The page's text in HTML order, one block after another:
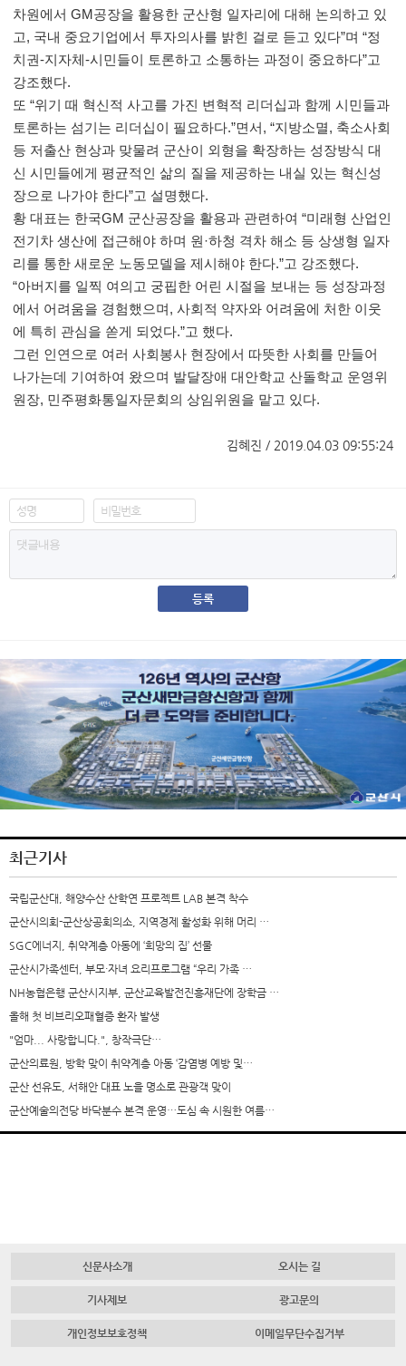
차원에서 GM 공장을 활용한 군산형 일자리에 대해 논의하고 있
고, 국내 중요기업에서 투자의사를 밝힌 걸로 듣고 있다”며 “정
치권-지자체 -시민들이 토론하고 소통하는 과정이 중요하다”고
강조했다.
또 “위기 때 혁신적 사고를 가진 변혁적 리더십과 함께 시민들과
토론하는 섬기는 리더십이 필요하다.”면서 , “지방소멸, 축소사회
등 저출산 현상과 맞물려 군산이 외형을 확장하는 성장방식 대
신 시민들에게 평균적인 삶의 질을 제공하는 내실 있는 혁신성
장으로 나가야 한다”고 설명했다.
황 대표는 한국GM 군산공장을 활용과 관련하여 “미래형 산업인
전기차 생산에 접근해야 하며 원 ·하청 격차 해소 등 상생형 일자
리를 통한 새로운 노동모델을 제시해야 한다.”고 강조했다.
“아버지를 일찍 여의고 궁핍한 어린 시절을 보내는 등 성장과정
에서 어려움을 경험했으며 , 사회적 약자와 어려움에 처한 이웃
에 특히 관심을 쏟게 되었다.”고 했다.
그런 인연으로 여러 사회봉사 현장에서 따뜻한 사회를 만들어
나가는데 기여하여 왔으며 발달장애 대안학교 산돌학교 운영위
원장, 민주평화통일자문회의 상임위원을 맡고 있다.
김혜진 / 2019.04.03 09:55:24
최근기사
국립군산대, 해양수산 산학연 프로젝트 LAB 본격 착수
군산시의회-군산상공회의소, 지역경제 활성화 위해 머리 …
SGC에너지, 취약계층 아동에 ‘희망의 집’ 선물
군산시가족센터, 부모·자녀 요리프로그램 “우리 가족 …
NH농협은행 군산시지부, 군산교육발전진흥재단에 장학금 …
올해 첫 비브리오패혈증 환자 발생
"엄마... 사랑합니다.", 창작극단…
군산의료원, 방학 맞이 취약계층 아동 ‘감염병 예방 및…
군산 선유도, 서해안 대표 노을 명소로 관광객 맞이
군산예술의전당 바닥분수 본격 운영…도심 속 시원한 여름…
신문사소개 오시는 길
기사제보 광고문의
개인정보보호정책 이메일무단수집거부